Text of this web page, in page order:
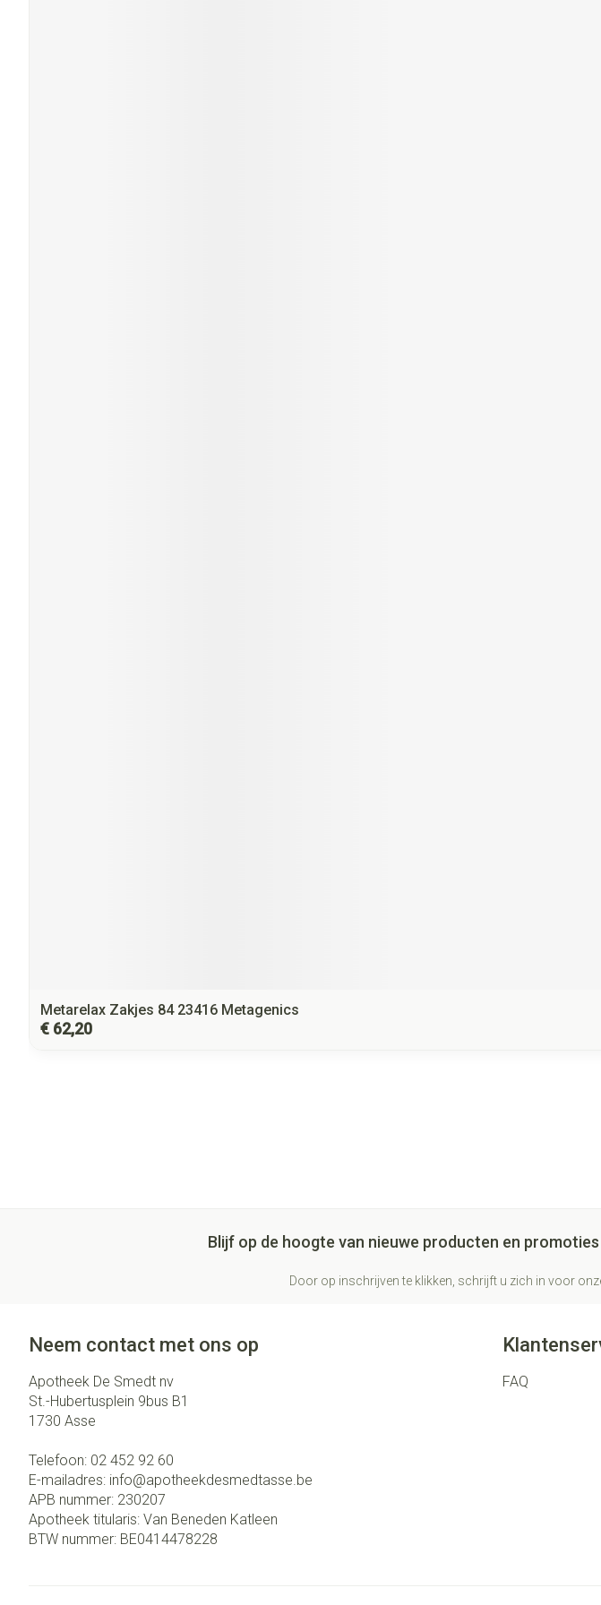
Metarelax Zakjes 84 23416 Metagenics
€ 62,20
Blijf op de hoogte van nieuwe producten en promoties
Door op inschrijven te klikken, schrijft u zich in voor
Neem contact met ons op
Apotheek De Smedt nv
St.-Hubertusplein 9bus B1
1730 Asse
Telefoon: 02 452 92 60
E-mailadres: info@apotheekdesmedtasse.be
APB nummer: 230207
Apotheek titularis: Van Beneden Katleen
BTW nummer: BE0414478228
FAQ